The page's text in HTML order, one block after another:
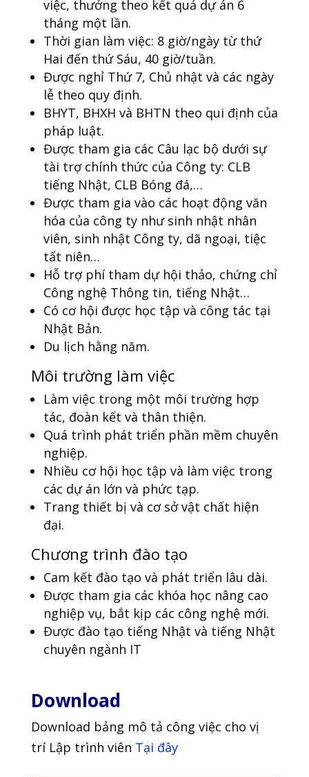
việc, thưởng theo kết quả dự án 6
tháng một lần.
Thời gian làm việc: 8 giờ/ngày từ thứ
Hai đến thứ Sáu, 40 giờ/tuần.
Được nghỉ Thứ 7, Chủ nhật và các ngày
lễ theo quy định.
BHYT, BHXH và BHTN theo qui định của
pháp luật.
Được tham gia các Câu lạc bộ dưới sự
tài trợ chính thức của Công ty: CLB
tiếng Nhật, CLB Bóng đá,…
Được tham gia vào các hoạt động văn
hóa của công ty như sinh nhật nhân
viên, sinh nhật Công ty, dã ngoại, tiệc
tất niên…
Hỗ trợ phí tham dự hội thảo, chứng chỉ
Công nghệ Thông tin, tiếng Nhật…
Có cơ hội được học tập và công tác tại
Nhật Bản.
Du lịch hằng năm.
Môi trường làm việc
Làm việc trong một môi trường hợp
tác, đoàn kết và thân thiện.
Quá trình phát triển phần mềm chuyên
nghiệp.
Nhiều cơ hội học tập và làm việc trong
các dự án lớn và phức tạp.
Trang thiết bị và cơ sở vật chất hiện
đại.
Chương trình đào tạo
Cam kết đào tạo và phát triển lâu dài.
Được tham gia các khóa học nâng cao
nghiệp vụ, bắt kịp các công nghệ mới.
Được đào tạo tiếng Nhật và tiếng Nhật
chuyên ngành IT
Download
Download bảng mô tả công việc cho vị
trí Lập trình viên Tại đây